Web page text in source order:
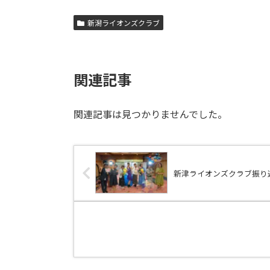
新潟ライオンズクラブ
関連記事
関連記事は見つかりませんでした。
新津ライオンズクラブ振